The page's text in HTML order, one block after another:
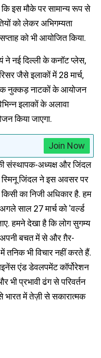
इस मौके पर सामान्य रूप से
को लेकर अभिगम्यता
को भी आयोजित ‌किया.
न‌ई दिल्ली के कनॉट प्लेस,
जैसे इलाकों में 28 मार्च,
नुक्कड़ नाटकों के आयोजन
इलाकों के अलावा
किया जाएगा.
Join Now
संस्थापक-अध्यक्ष और जिंदल
स्मिनू जिंदल ने इस अवसर पर
का निजी अधिकार है. हम
साल 27 मार्च को 'वर्ल्ड
हमने देखा है कि लोग सुगम्य
अपनी बचत में से और ग़ैर-
तनिक भी विचार नहीं करते हैं.
एंड डेवलपमेंट कॉर्पोरेशन
प्रभावी ढंग से परिवर्तन
भारत में तेज़ी से सकारात्मक